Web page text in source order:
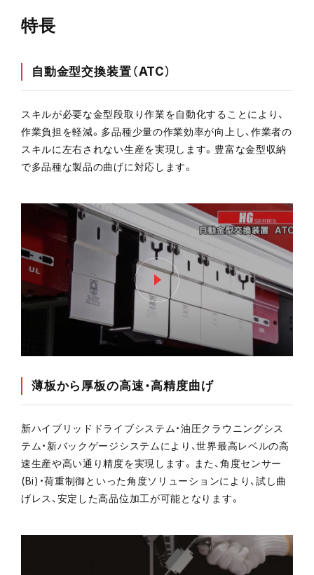
お問い合わせ
カタログ請求
実機見学申し込み
特長
自動金型交換装置（ATC）
スキルが必要な金型段取り作業を自動化することにより、
作業負担を軽減。多品種少量の作業効率が向上し、作業者の
スキルに左右されない生産を実現します。豊富な金型収納
で多品種な製品の曲げに対応します。
薄板から厚板の高速・高精度曲げ
新ハイブリッドドライブシステム・油圧クラウニングシス
テム・新バックゲージシステムにより、世界最高レベルの高
速生産や高い通り精度を実現します。また、角度センサー
(Bi)・荷重制御といった角度ソリューションにより、試し曲
げレス、安定した高品位加工が可能となります。